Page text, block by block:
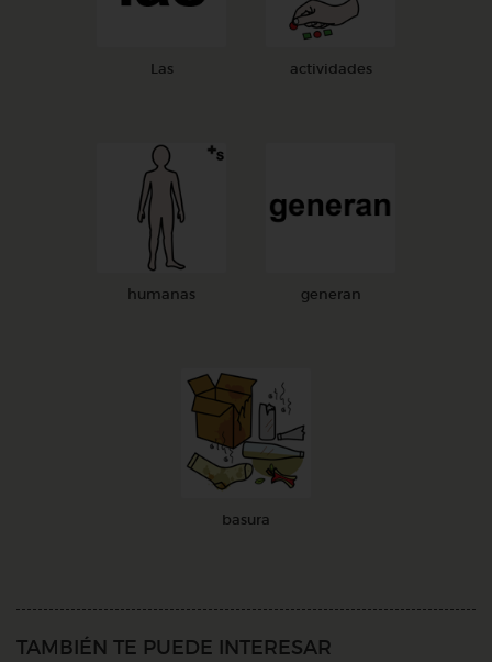
Las actividades
humanas generan
basura
TAMBIÉN TE PUEDE INTERESAR